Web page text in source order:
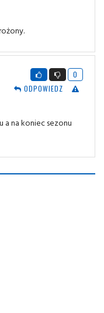
0
ODPOWIEDZ
a na koniec sezonu